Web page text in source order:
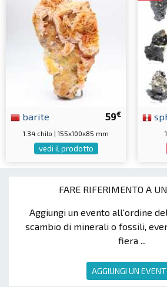
FARE RIFERIMENTO A
Aggiungi un evento all'ordine
scambio di minerali o fossili,
fiera ...
AGGIUNGI UN
59€
barite
1.34 chilo | 155x100x85 mm
vedi il prodotto